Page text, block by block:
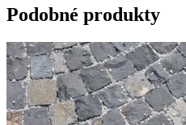
Podobné produkty